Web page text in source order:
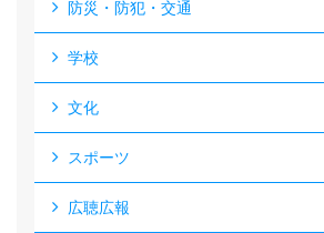
防災・防犯・交通
学校
文化
スポーツ
広聴広報